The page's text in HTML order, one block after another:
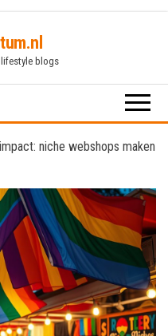
blogs
niche webshops maken